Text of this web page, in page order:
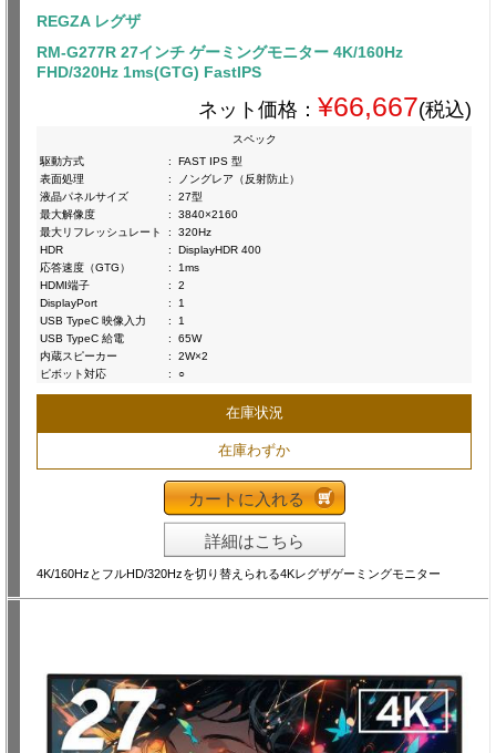
REGZA レグザ
RM-G277R 27インチ ゲーミングモニター 4K/160Hz
FHD/320Hz 1ms(GTG) FastIPS
ネット価格： ¥66,667(税込)
スペック
駆動方式
:
FAST IPS 型
表面処理
:
ノングレア（反射防止）
液晶パネルサイズ
:
27型
最大解像度
:
3840×2160
最大リフレッシュレート
:
320Hz
HDR
:
DisplayHDR 400
応答速度（GTG）
:
1ms
HDMI端子
:
2
DisplayPort
:
1
USB TypeC 映像入力
:
1
USB TypeC 給電
:
65W
内蔵スピーカー
:
2W×2
ピボット対応
: ○
在庫状況
在庫わずか
カートに入れる
詳細はこちら
4K/160HzとフルHD/320Hzを切り替えられる4Kレグザゲーミングモニター